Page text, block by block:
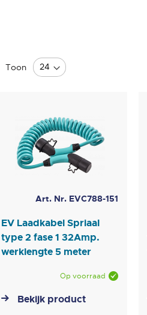
Toon
Art. Nr. EVC788-151
EV Laadkabel Spriaal
type 2 fase 1 32Amp.
werklengte 5 meter
Op voorraad
Bekijk product